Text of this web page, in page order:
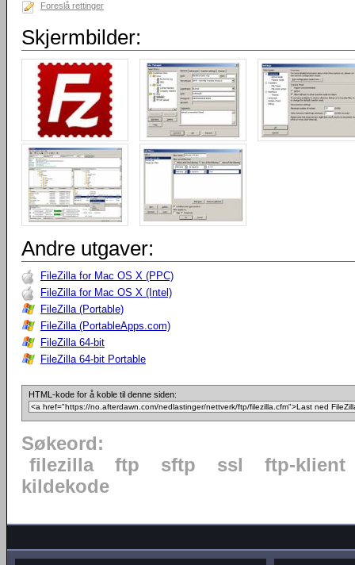
Foreslå rettinger
Skjermbilder:
Andre utgaver:
FileZilla for Mac OS X (PPC)
FileZilla for Mac OS X (Intel)
FileZilla (Portable)
FileZilla (PortableApps.com)
FileZilla 64-bit
FileZilla 64-bit Portable
HTML-kode for å koble til denne siden:
Søkeord:
filezilla
ftp sftp ssl
ftp-klient
kildekode